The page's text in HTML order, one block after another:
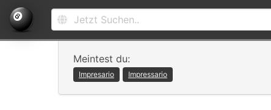
Meintest du:
Impresario Impressario